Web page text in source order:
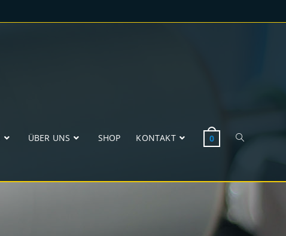
ÜBER UNS SHOP KONTAKT 0